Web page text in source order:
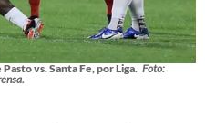
vs. Santa Fe, por Liga. Foto: